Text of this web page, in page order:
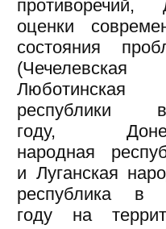
противоречий,
оценки
состояния
Люботинская
республики
году,
народная
и Луганская
республика в
году на